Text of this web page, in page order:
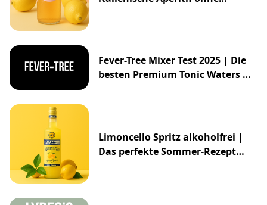
Fever-Tree Mixer Test 2025 | Die
besten Premium Tonic Waters &
Limoncello Spritz alkoholfrei |
Das perfekte Sommer-Rezept